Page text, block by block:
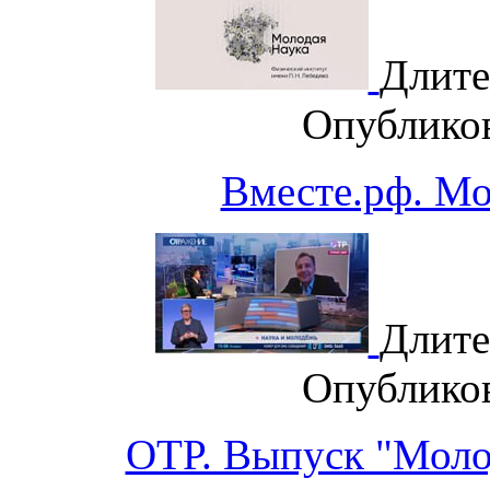
Вместе.рф.
ОТР. Выпуск